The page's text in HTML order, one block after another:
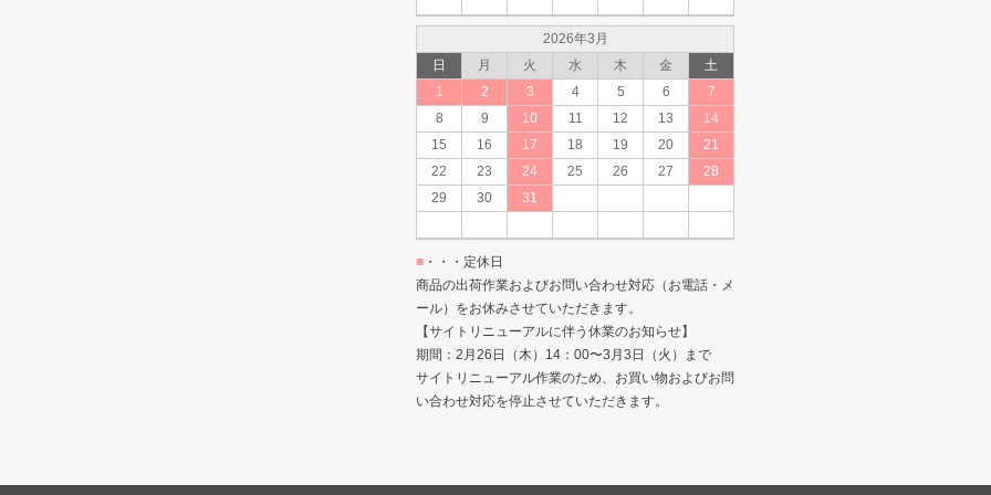
2026年3月
日
月 火 水 木 金
土
1
2 3 4 5 6
7
8
9 10 11 12 13
14
15
16 17 18 19 20
21
22
23 24 25 26 27
28
29
30 31
■ ・・・定休日
商品の出荷作業およびお問い合わせ対応（お電話・メ
ール）をお休みさせていただきます。
【サイトリニューアルに伴う休業のお知らせ】
期間：2月26日（木）14：00〜3月3日（火）まで
サイトリニューアル作業のため、お買い物およびお問
い合わせ対応を停止させていただきます。